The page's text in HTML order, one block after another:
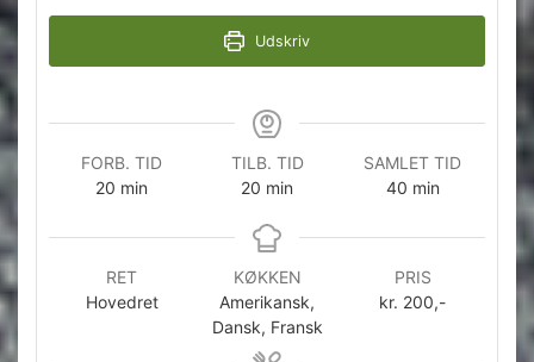
Udskriv
FORB. TID
20 minutter
min
TILB. TID
20 minutter
min
SAMLET TID
40minutter
min
RET
Hovedret
KØKKEN
Amerikansk,
Dansk, Fransk
PRIS
kr. 200,-